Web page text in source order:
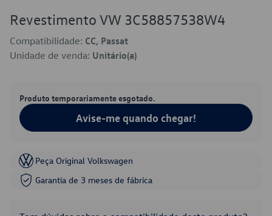
Revestimento VW 3C58857538W4
Compatibilidade: CC, Passat
Unidade de venda: Unitário(a)
Produto temporariamente esgotado.
Avise-me quando chegar!
Peça Original Volkswagen
Garantia de 3 meses de fábrica